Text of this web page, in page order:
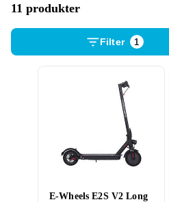
11 produkter
Filter 1
E-Wheels E2S V2 Long